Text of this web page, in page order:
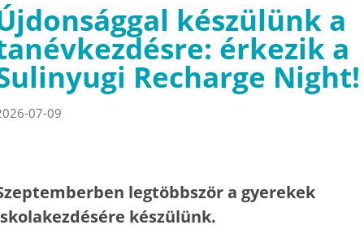
készülünk a
érkezik a
Recharge Night!
07-09
legtöbbször a gyerekek
készülünk.